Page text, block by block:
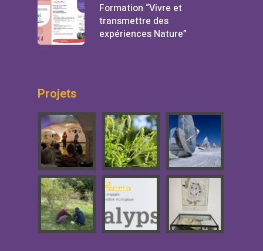
Formation “Vivre et
transmettre des
expériences Nature”
Projets